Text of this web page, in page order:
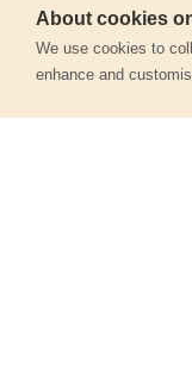
Servis
About cookies
We use cookies to
enhance and